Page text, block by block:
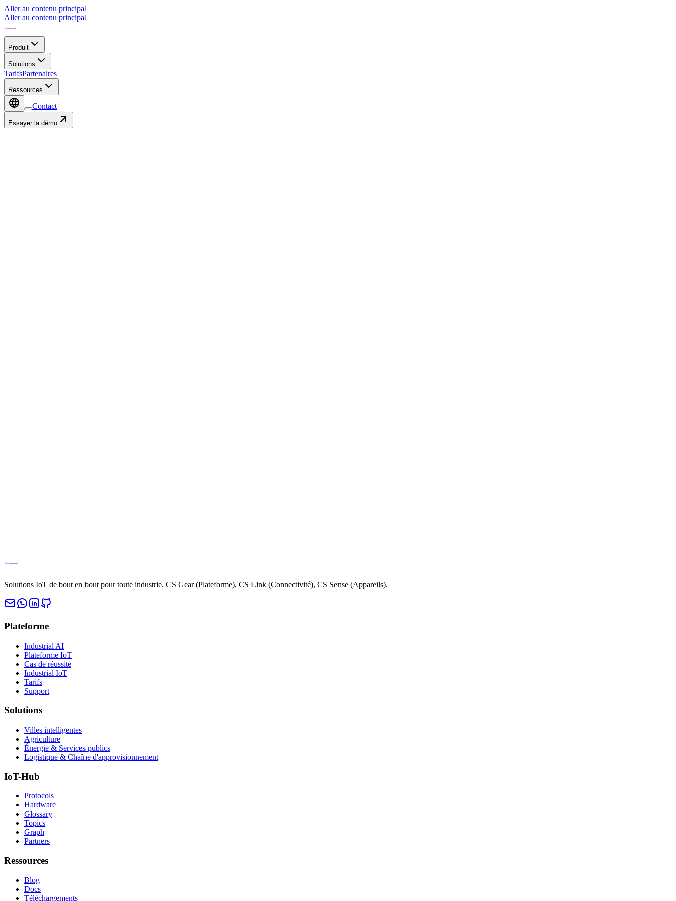
Aller au contenu principal
Aller au contenu principal
Produit
Solutions
TarifsPartenaires
Ressources
Contact
Essayer la démo
Solutions IoT de bout en bout pour toute industrie. CS Gear (Plateforme), CS Link (Connectivité), CS Sense (Appareils).
Plateforme
Industrial AI
Plateforme IoT
Cas de réussite
Industrial IoT
Tarifs
Support
Solutions
Villes intelligentes
Agriculture
Énergie & Services publics
Logistique & Chaîne d'approvisionnement
IoT-Hub
Protocols
Hardware
Glossary
Topics
Graph
Partners
Ressources
Blog
Docs
Téléchargements